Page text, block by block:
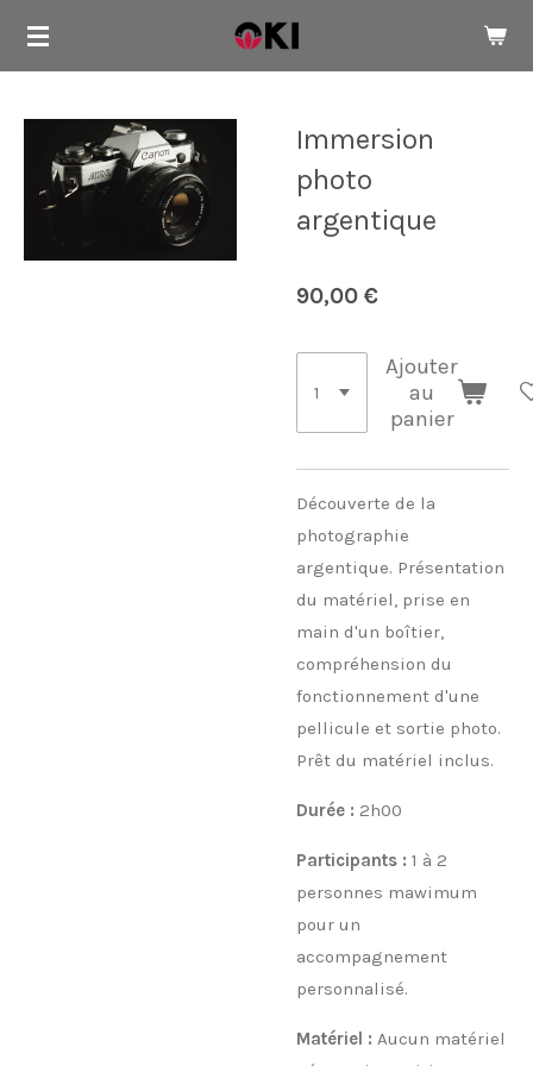
Passer
principal
Immersion
photo
argentique
90,00 €
Ajouter
au
panier
Découverte de la
photographie
argentique. Présentation
du matériel, prise en
main d'un boîtier,
compréhension du
fonctionnement d'une
pellicule et sortie photo.
Prêt du matériel inclus.
Durée : 2h00
Participants : 1 à 2
personnes mawimum
pour un
accompagnement
personnalisé.
Matériel : Aucun matériel